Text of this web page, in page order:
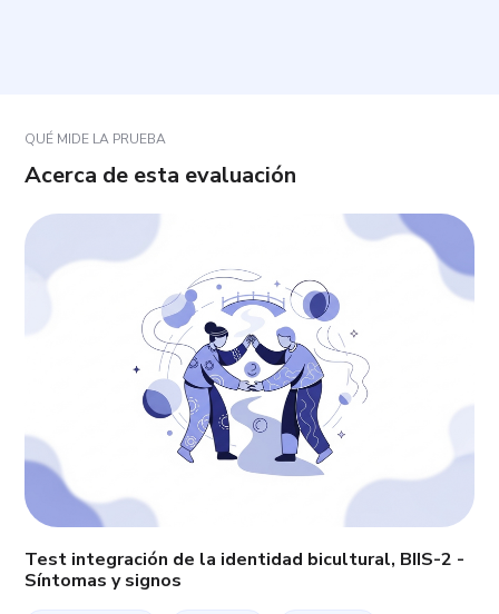
QUÉ MIDE LA PRUEBA
Acerca de esta evaluación
Test integración de la identidad bicultural, BIIS-2 -
Síntomas y signos